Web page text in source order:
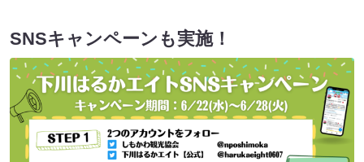
SNSキャンペーンも実施！